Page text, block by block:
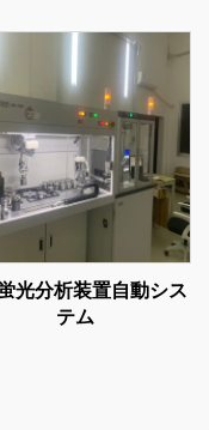
光分析装置自動シス
テム